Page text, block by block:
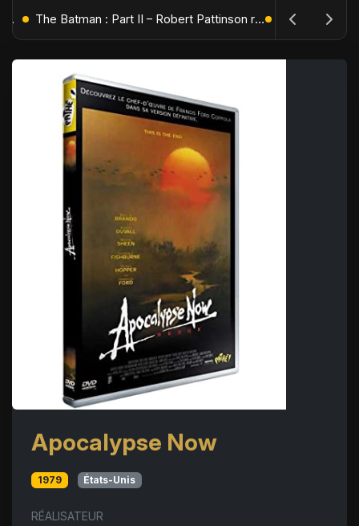
L'Âge de Glace : Le Réveil du Volcan – Manny, Sid et Diego de retour pour une aventure explosive The Batman : Part II – Robert Pattinson replonge dans les ténèbres de Gotham dès octobre 2027
Apocalypse Now
1979 États-Unis
RÉALISATEUR